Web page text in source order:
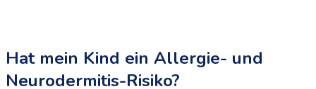
Hat mein Kind ein Allergie- und
Neurodermitis-Risiko?